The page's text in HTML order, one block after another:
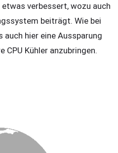
verbessert, wozu auch
beiträgt. Wie bei
auch hier eine Aussparung
CPU Kühler anzubringen.